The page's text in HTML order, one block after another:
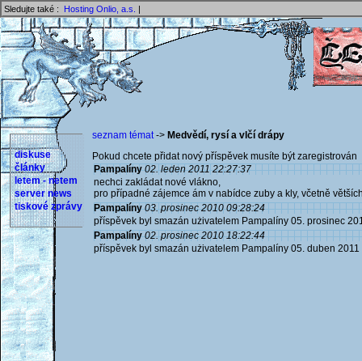
Sledujte také : Hosting Onlio, a.s. |
diskuse
články
letem - netem
server news
tiskové zprávy
seznam témat-> Medvědí, rysí a vlčí drápy
Pokud chcete přidat nový příspěvek musíte být
Pampalíny 02. leden 2011 22:27:37
nechci zakládat nové vlákno,
pro případné zájemce ám v nabídce zuby a kly, včetně
Pampalíny 03. prosinec 2010 09:28:24
příspěvek byl smazán użivatelem Pampalíny 05. prosinec
Pampalíny 02. prosinec 2010 18:22:44
příspěvek byl smazán użivatelem Pampalíny 05. duben 2011